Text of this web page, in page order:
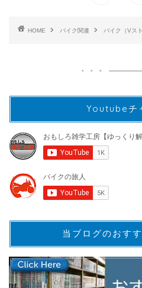
HOME バイク関連 バイク（Vス
Youtubeチ
当ブログのおす